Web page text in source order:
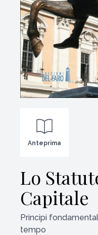
Anteprima
Lo
Capitale
Principi
tempo